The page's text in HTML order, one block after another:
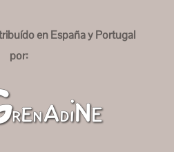
en España y Portugal
por: